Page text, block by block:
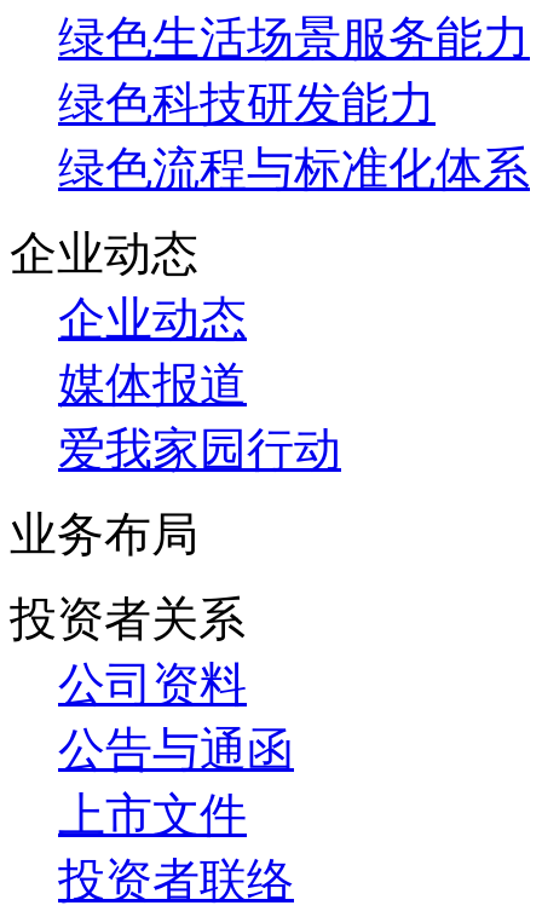
绿色生活场景服务能力
绿色科技研发能力
绿色流程与标准化体系
企业动态
企业动态
媒体报道
爱我家园行动
业务布局
投资者关系
公司资料
公告与通函
上市文件
投资者联络